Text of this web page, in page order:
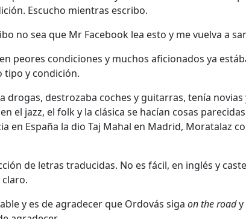
Escucho mientras escribo.
no sea que Mr Facebook lea esto y me vuelva a
peores condiciones y muchos aficionados ya
tipo y condición.
drogas, destrozaba coches y guitarras, tenía
el jazz, el folk y la clásica se hacían cosas
en España la dio Taj Mahal en Madrid, Moratalaz
de letras traducidas. No es fácil, en inglés y
y es de agradecer que Ordovás siga on the roady